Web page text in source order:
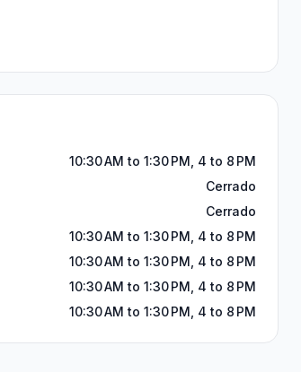
10:30 AM to 1:30 PM, 4 to 8 PM
Cerrado
Cerrado
10:30 AM to 1:30 PM, 4 to 8 PM
10:30 AM to 1:30 PM, 4 to 8 PM
10:30 AM to 1:30 PM, 4 to 8 PM
10:30 AM to 1:30 PM, 4 to 8 PM